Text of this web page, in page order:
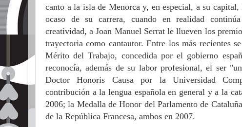
canto a la isla de Menorca y, en especial, a su
ocaso de su carrera, cuando en realidad
creatividad, a Joan Manuel Serrat le llueven los
trayectoria como cantautor. Entre los más recientes
Mérito del Trabajo, concedida por el gobierno
reconocía, además de su labor profesional, el ser
Doctor Honoris Causa por la Universidad
contribución a la lengua española en general y a la
2006; la Medalla de Honor del Parlamento de
de la República Francesa, ambos en 2007.